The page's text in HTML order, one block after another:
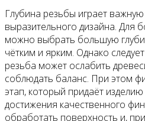
Глубина резьбы играет
выразительного дизайна. Для
можно выбрать большую
чётким и ярким. Однако
резьба может ослабить
соблюдать баланс. При этом
этап, который придаёт
достижения качественного
обработать поверхность и,